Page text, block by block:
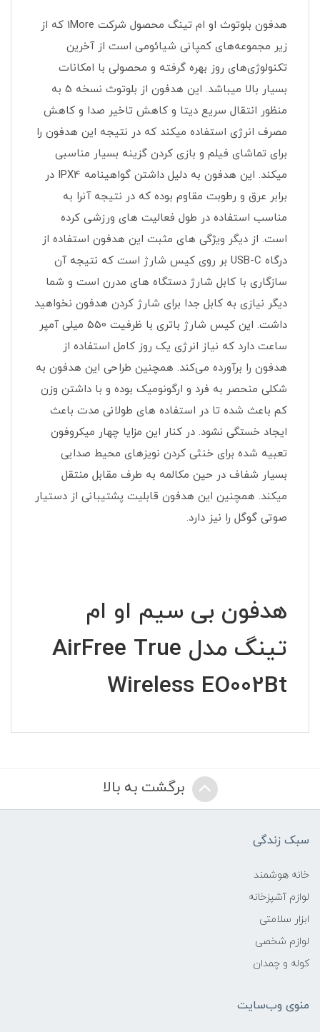
هدفون بلوتوث او ام تینگ محصول شرکت 1More که از
زیر مجموعه‌های کمپانی شیائومی است از آخرین
تکنولوژی‌های روز بهره گرفته و محصولی با امکانات
بسیار بالا میباشد. این هدفون از بلوتوث نسخه 5 به
منظور انتقال سریع دیتا و کاهش تاخیر صدا و کاهش
مصرف انرژی استفاده میکند که در نتیجه این هدفون را
برای تماشای فیلم و بازی کردن گزینه بسیار مناسبی
میکند. این هدفون به دلیل داشتن گواهینامه IPX4 در
برابر عرق و رطوبت مقاوم بوده که در نتیجه آنرا به
مناسب استفاده در طول فعالیت های ورزشی کرده
است. از دیگر ویژگی های مثبت این هدفون استفاده از
درگاه USB-C بر روی کیس شارژ است که نتیجه آن
سازگاری با کابل شارژ دستگاه های مدرن است و شما
دیگر نیازی به کابل جدا برای شارژ کردن هدفون نخواهید
داشت. این کیس شارژ باتری با ظرفیت 550 میلی آمپر
ساعت دارد که نیاز انرژی یک روز کامل استفاده از
هدفون را برآورده می‌کند. همچنین طراحی این هدفون به
شکلی منحصر به فرد و ارگونومیک بوده و با داشتن وزن
کم باعث شده تا در استفاده های طولانی مدت باعث
ایجاد خستگی نشود. در کنار این مزایا چهار میکروفون
تعبیه شده برای خنثی کردن نویزهای محیط صدایی
بسیار شفاف در حین مکالمه به طرف مقابل منتقل
میکند. همچنین این هدفون قابلیت پشتیبانی از دستیار
صوتی گوگل را نیز دارد.
هدفون بی سیم او ام
تینگ مدل AirFree True
Wireless EO002Bt
برگشت به بالا
سبک زندگی
خانه هوشمند
لوازم آشپزخانه
ابزار سلامتی
لوازم شخصی
کوله و چمدان
منوی وب‌سایت